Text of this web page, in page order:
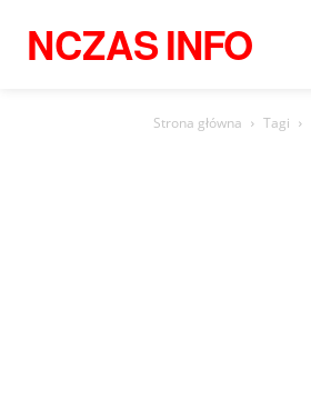
NCZASINFO
Strona główna Tagi